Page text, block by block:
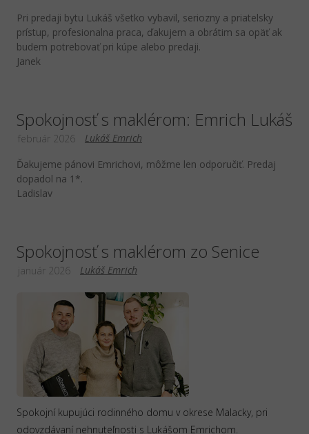
Pri predaji bytu Lukáš všetko vybavil, seriozny a priatelsky
prístup, profesionalna praca, ďakujem a obrátim sa opäť ak
budem potrebovať pri kúpe alebo predaji.
Janek
Spokojnosť s maklérom: Emrich Lukáš
Lukáš Emrich
február 2026
Ďakujeme pánovi Emrichovi, môžme len odporučiť. Predaj
dopadol na 1*.
Ladislav
Spokojnosť s maklérom zo Senice
Lukáš Emrich
január 2026
Spokojní kupujúci rodinného domu v okrese Malacky, pri
odovzdávaní nehnuteľnosti s Lukášom Emrichom.